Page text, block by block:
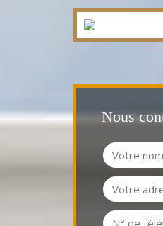
Nous